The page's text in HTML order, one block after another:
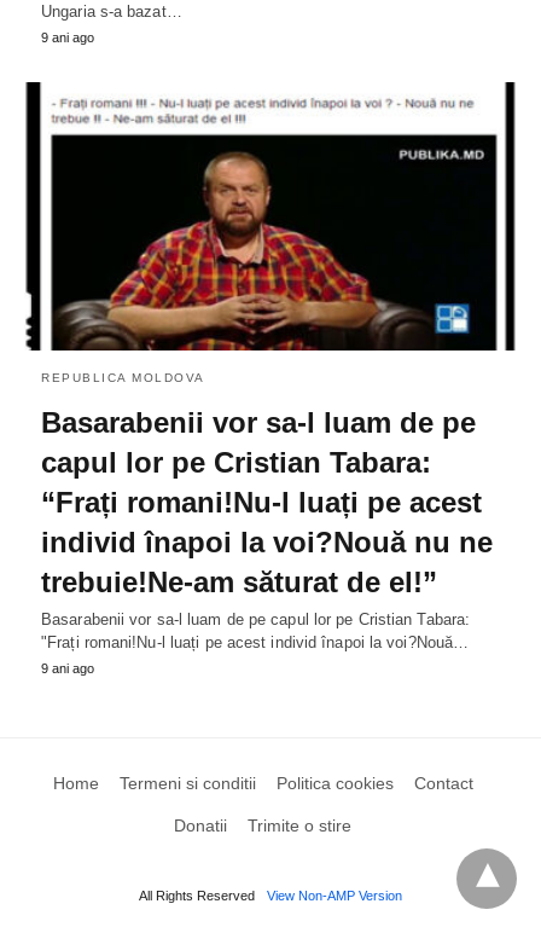
Ungaria s-a bazat…
9 ani ago
REPUBLICA MOLDOVA
Basarabenii vor sa-l luam de pe
capul lor pe Cristian Tabara:
“Frați romani!Nu-l luați pe acest
individ înapoi la voi?Nouă nu ne
trebuie!Ne-am săturat de el!”
Basarabenii vor sa-l luam de pe capul lor pe Cristian Tabara:
"Frați romani!Nu-l luați pe acest individ înapoi la voi?Nouă…
9 ani ago
Home Termeni si conditii Politica cookies Contact
Donatii Trimite o stire
All Rights Reserved View Non-AMP Version